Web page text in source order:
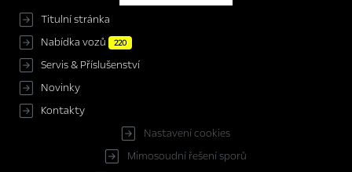
Titulní stránka
Nabídka vozů
220
Servis & Příslušenství
Novinky
Kontakty
Nastavení cookies
Mimosoudní řešení sporů